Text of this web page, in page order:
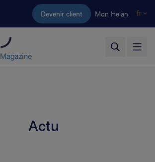
Aller au contenu principal
Devenir client Mon Helan fr
Actu